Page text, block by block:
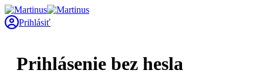
Prihlásiť
Prihlásenie bez hesla